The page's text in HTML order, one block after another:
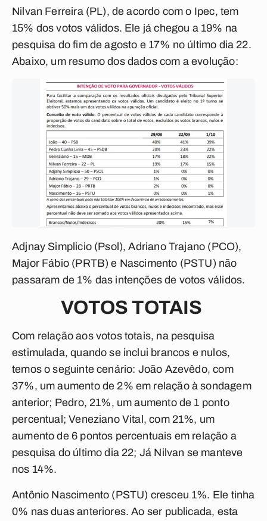
Nilvan Ferreira (PL), de acordo com o Ipec, tem
15% dos votos válidos. Ele já chegou a 19% na
pesquisa do fim de agosto e 17% no último dia 22.
Abaixo, um resumo dos dados com a evolução:
Adjnay Simplicio (Psol), Adriano Trajano (PCO),
Major Fábio (PRTB) e Nascimento (PSTU) não
passaram de 1% das intenções de votos válidos.
VOTOS TOTAIS
Com relação aos votos totais, na pesquisa
estimulada, quando se inclui brancos e nulos,
temos o seguinte cenário: João Azevêdo, com
37%, um aumento de 2% em relação à sondagem
anterior; Pedro, 21%, um aumento de 1 ponto
percentual; Veneziano Vital, com 21%, um
aumento de 6 pontos percentuais em relação a
pesquisa do último dia 22; Já Nilvan se manteve
nos 14%.
Antônio Nascimento (PSTU) cresceu 1%. Ele tinha
0% nas duas anteriores. Ao ser publicada, esta